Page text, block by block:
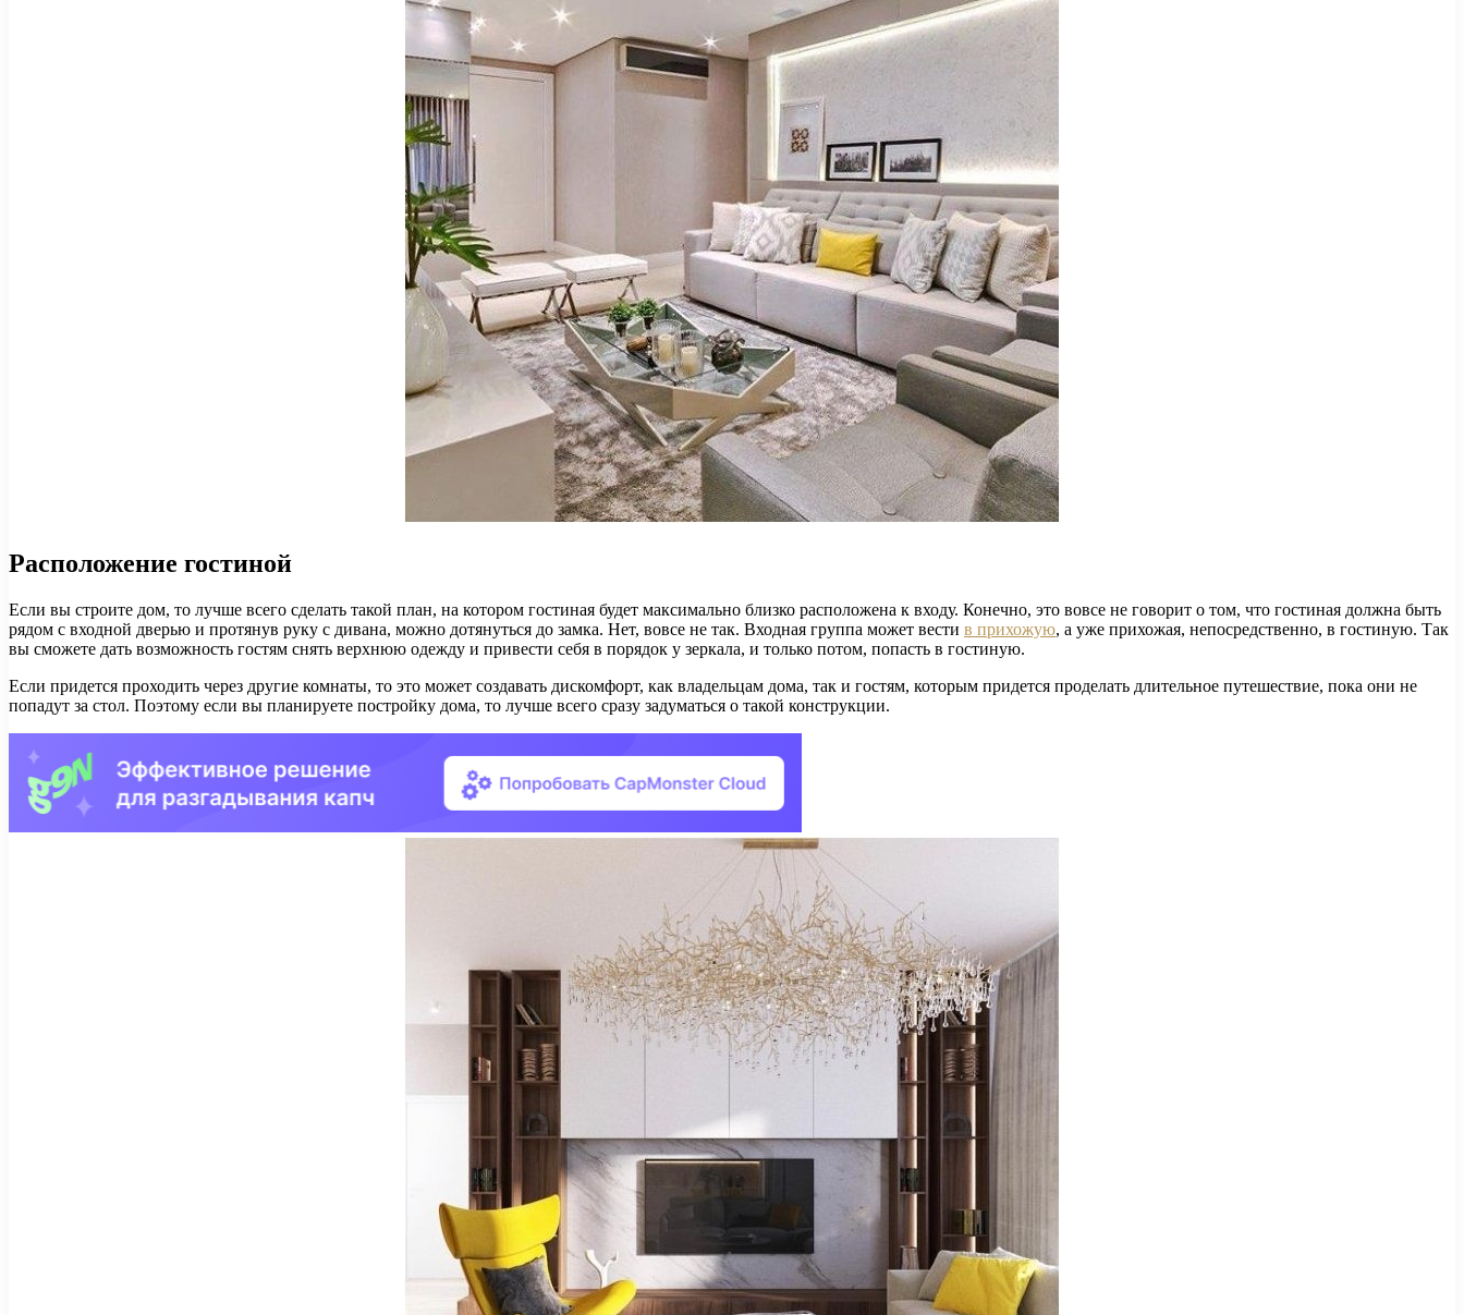
Расположение гостиной
Если вы строите дом, то лучше всего сделать такой план, на котором гостиная будет максимально близко расположена к входу. Конечно, это вовсе не говорит о том, что гостиная должна быть
рядом с входной дверью и протянув руку с дивана, можно дотянуться до замка. Нет, вовсе не так. Входная группа может вести в прихожую, а уже прихожая, непосредственно, в гостиную. Так
вы сможете дать возможность гостям снять верхнюю одежду и привести себя в порядок у зеркала, и только потом, попасть в гостиную.
Если придется проходить через другие комнаты, то это может создавать дискомфорт, как владельцам дома, так и гостям, которым придется проделать длительное путешествие, пока они не
попадут за стол. Поэтому если вы планируете постройку дома, то лучше всего сразу задуматься о такой конструкции.